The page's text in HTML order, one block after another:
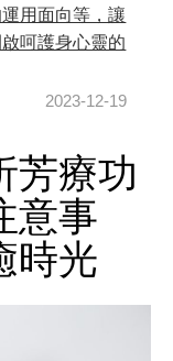
用面向等，讓
呵護身心靈的
2023-12-19
芳療功
意事
時光